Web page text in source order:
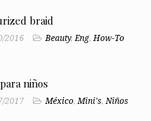
braid
2016 Beauty,Eng,How-To
niños
2017 México,Mini's,Niños